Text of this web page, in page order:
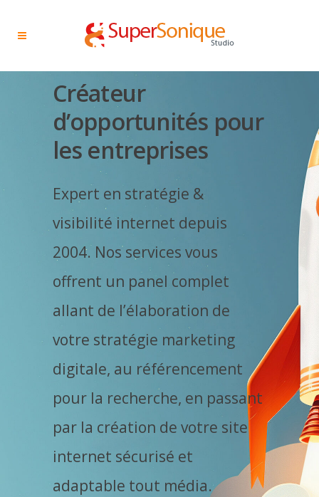
Créateur
d’opportunités pour
les entreprises
Expert en stratégie &
visibilité internet depuis
2004. Nos services vous
offrent un panel complet
allant de l’élaboration de
votre stratégie marketing
digitale, au référencement
pour la recherche, en passant
par la création de votre site
internet sécurisé et
adaptable tout média.